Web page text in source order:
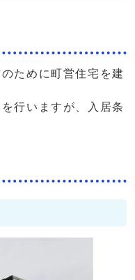
ために町営住宅を建
行いますが、入居条